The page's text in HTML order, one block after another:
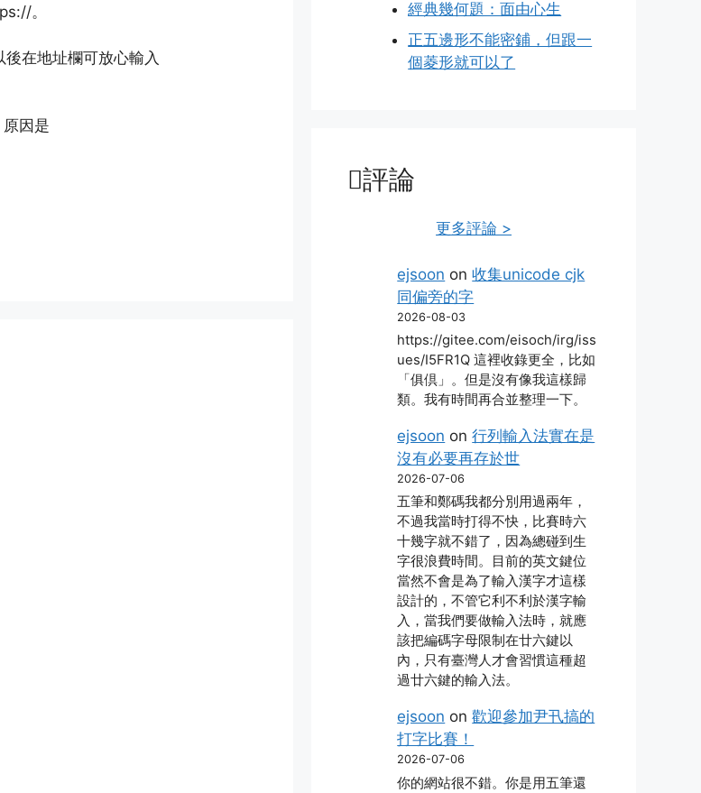
。
在地址欄可放心輸入
因是
經典幾何題：面由心生
正五邊形不能密鋪，但跟一
個菱形就可以了
評論
更多評論 >
ejsoon on收集unicode cjk
同偏旁的字
2026-08-03
https://gitee.com/eisoch/irg/iss
ues/I5FR1Q 這裡收錄更全，比如
「俱倶」。但是沒有像我這樣歸
類。我有時間再合並整理一下。
ejsoon on行列輸入法實在是
沒有必要再存於世
2026-07-06
五筆和鄭碼我都分別用過兩年，
不過我當時打得不快，比賽時六
十幾字就不錯了，因為總碰到生
字很浪費時間。目前的英文鍵位
當然不會是為了輸入漢字才這樣
設計的，不管它利不利於漢字輸
入，當我們要做輸入法時，就應
該把編碼字母限制在廿六鍵以
內，只有臺灣人才會習慣這種超
過廿六鍵的輸入法。
ejsoon on歡迎參加尹卂搞的
打字比賽！
2026-07-06
你的網站很不錯。你是用五筆還